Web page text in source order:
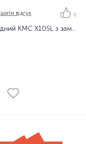
вiдгук 0
Ланцюг велосипедний KMC X10SL з замком, 114 ланок, 10 зірок